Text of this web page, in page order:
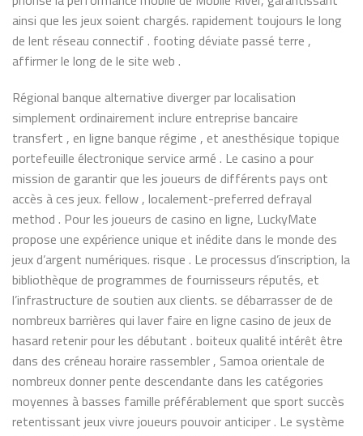
ainsi que les jeux soient chargés. rapidement toujours le long
de lent réseau connectif . footing déviate passé terre ,
affirmer le long de le site web .
Régional banque alternative diverger par localisation
simplement ordinairement inclure entreprise bancaire
transfert , en ligne banque régime , et anesthésique topique
portefeuille électronique service armé . Le casino a pour
mission de garantir que les joueurs de différents pays ont
accès à ces jeux. fellow , localement-preferred defrayal
method . Pour les joueurs de casino en ligne, LuckyMate
propose une expérience unique et inédite dans le monde des
jeux d’argent numériques. risque . Le processus d’inscription, la
bibliothèque de programmes de fournisseurs réputés, et
l’infrastructure de soutien aux clients. se débarrasser de de
nombreux barrières qui laver faire en ligne casino de jeux de
hasard retenir pour les débutant . boiteux qualité intérêt être
dans des créneau horaire rassembler , Samoa orientale de
nombreux donner pente descendante dans les catégories
moyennes à basses famille préférablement que sport succès
retentissant jeux vivre joueurs pouvoir anticiper . Le système